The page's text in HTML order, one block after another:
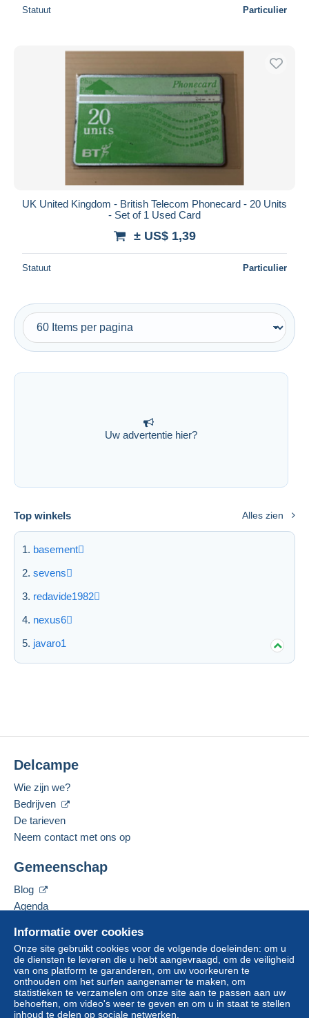
Uw advertentie hier?
Top winkels Alles zien
basement
sevens
redavide1982
nexus6
javaro1
Statuut Particulier
UK United Kingdom - British Telecom Phonecard - 20 Units
- Set of 1 Used Card
± US$ 1,39
Statuut Particulier
Informatie over cookies
Onze site gebruikt cookies voor de volgende doeleinden: om u
de diensten te leveren die u hebt aangevraagd, om de veiligheid
van ons platform te garanderen, om uw voorkeuren te
onthouden om het surfen aangenamer te maken, om
statistieken te verzamelen om onze site aan te passen aan uw
behoeften, om video's weer te geven en om u in staat te stellen
inhoud te delen op sociale netwerken.
Delcampe
Wie zijn we?
Bedrijven
De tarieven
Neem contact met ons op
Gemeenschap
Blog
Agenda
Video's
Help
Hulpcentrum
Kopen op Delcampe